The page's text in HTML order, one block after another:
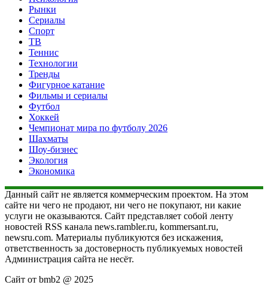
Рынки
Сериалы
Спорт
ТВ
Теннис
Технологии
Тренды
Фигурное катание
Фильмы и сериалы
Футбол
Хоккей
Чемпионат мира по футболу 2026
Шахматы
Шоу-бизнес
Экология
Экономика
Данный сайт не является коммерческим проектом. На этом
сайте ни чего не продают, ни чего не покупают, ни какие
услуги не оказываются. Сайт представляет собой ленту
новостей RSS канала news.rambler.ru, kommersant.ru,
newsru.com. Материалы публикуются без искажения,
ответственность за достоверность публикуемых новостей
Администрация сайта не несёт.
Сайт от bmb2 @ 2025